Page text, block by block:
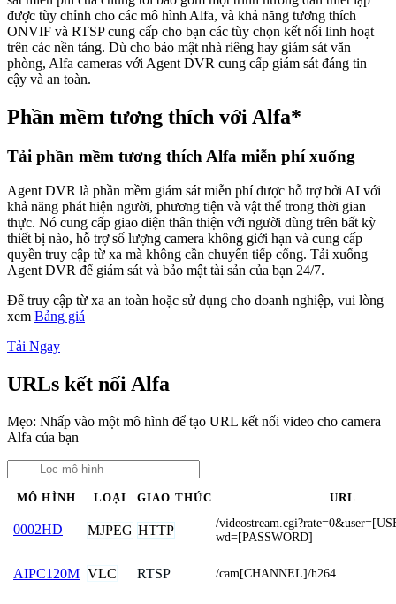
được tùy chỉnh cho các mô hình Alfa, và khả năng tương thích
ONVIF và RTSP cung cấp cho bạn các tùy chọn kết nối linh hoạt
trên các nền tảng. Dù cho bảo mật nhà riêng hay giám sát văn
phòng, Alfa cameras với Agent DVR cung cấp giám sát đáng tin
cậy và an toàn.
Phần mềm tương thích với Alfa*
Tải phần mềm tương thích Alfa miễn phí xuống
Agent DVR là phần mềm giám sát miễn phí được hỗ trợ bởi AI với
khả năng phát hiện người, phương tiện và vật thể trong thời gian
thực. Nó cung cấp giao diện thân thiện với người dùng trên bất kỳ
thiết bị nào, hỗ trợ số lượng camera không giới hạn và cung cấp
quyền truy cập từ xa mà không cần chuyển tiếp cổng. Tải xuống
Agent DVR để giám sát và bảo mật tài sản của bạn 24/7.
Để truy cập từ xa an toàn hoặc sử dụng cho doanh nghiệp, vui lòng
xem Bảng giá
Tải Ngay
URLs kết nối Alfa
Mẹo: Nhấp vào một mô hình để tạo URL kết nối video cho camera
Alfa của bạn
MÔ HÌNH LOẠI GIAO THỨC URL
0002HD MJPEG HTTP
/
wd=[PASSWORD]
AIPC120M VLC RTSP /cam[CHANNEL]/h264